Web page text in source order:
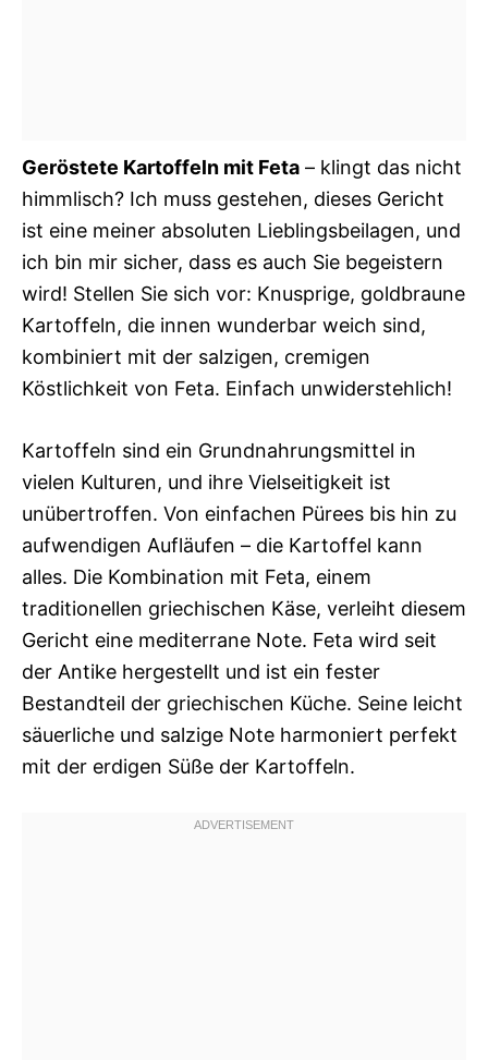
Geröstete Kartoffeln mit Feta – klingt das nicht
himmlisch? Ich muss gestehen, dieses Gericht
ist eine meiner absoluten Lieblingsbeilagen, und
ich bin mir sicher, dass es auch Sie begeistern
wird! Stellen Sie sich vor: Knusprige, goldbraune
Kartoffeln, die innen wunderbar weich sind,
kombiniert mit der salzigen, cremigen
Köstlichkeit von Feta. Einfach unwiderstehlich!
Kartoffeln sind ein Grundnahrungsmittel in
vielen Kulturen, und ihre Vielseitigkeit ist
unübertroffen. Von einfachen Pürees bis hin zu
aufwendigen Aufläufen – die Kartoffel kann
alles. Die Kombination mit Feta, einem
traditionellen griechischen Käse, verleiht diesem
Gericht eine mediterrane Note. Feta wird seit
der Antike hergestellt und ist ein fester
Bestandteil der griechischen Küche. Seine leicht
säuerliche und salzige Note harmoniert perfekt
mit der erdigen Süße der Kartoffeln.